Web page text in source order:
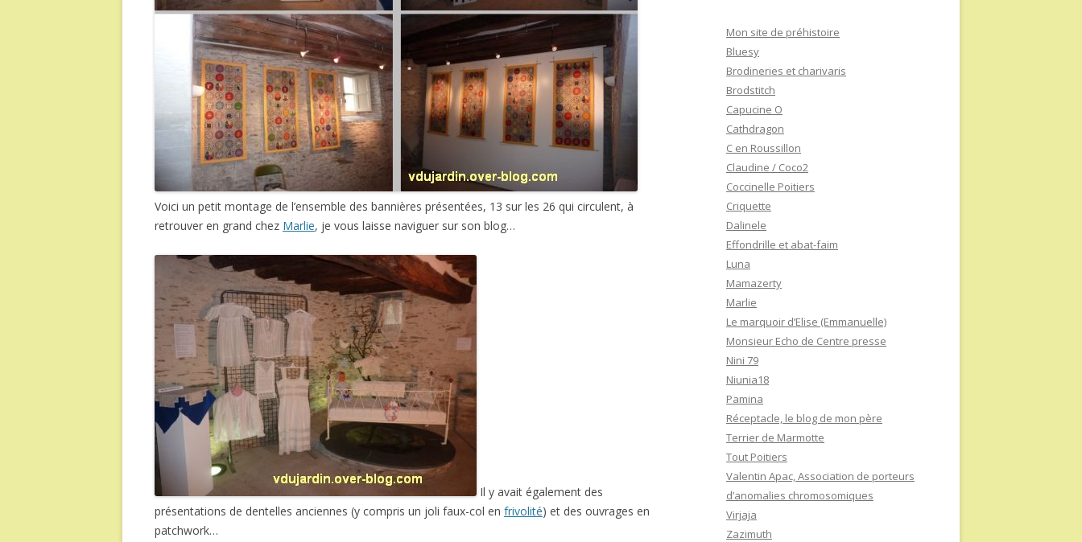
Voici un petit montage de l’ensemble des bannières présentées, 13 sur les 26 qui circulent, à
retrouver en grand chez Marlie, je vous laisse naviguer sur son blog…
Il y avait également des
présentations de dentelles anciennes (y compris un joli faux-col en frivolité) et des ouvrages en
patchwork…
Mon site de préhistoire
Bluesy
Brodineries et charivaris
Brodstitch
Capucine O
Cathdragon
C en Roussillon
Claudine / Coco2
Coccinelle Poitiers
Criquette
Dalinele
Effondrille et abat-faim
Luna
Mamazerty
Marlie
Le marquoir d’Elise (Emmanuelle)
Monsieur Echo de Centre presse
Nini 79
Niunia18
Pamina
Réceptacle, le blog de mon père
Terrier de Marmotte
Tout Poitiers
Valentin Apac, Association de porteurs
d’anomalies chromosomiques
Virjaja
Zazimuth